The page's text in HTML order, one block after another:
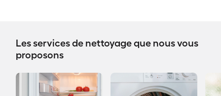
Les services de nettoyage que nous vous
proposons